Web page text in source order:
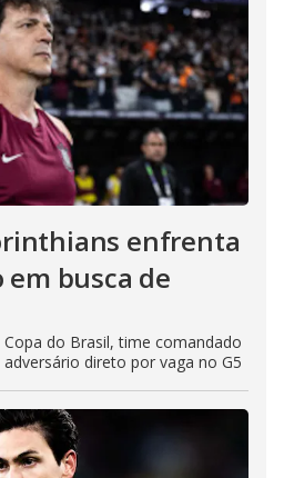
enfrenta
em busca de
do Brasil, time comandado
direto por vaga no G5